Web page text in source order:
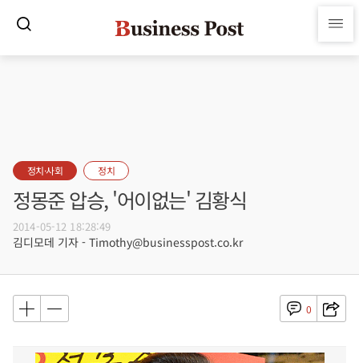
정치·사회 정치
정몽준 압승, '어이없는' 김황식
2014-05-12 18:28:49
김디모데 기자 - Timothy@businesspost.co.kr
0